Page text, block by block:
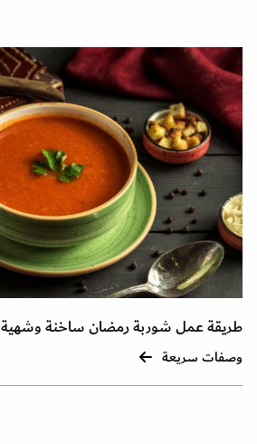
طريقة عمل شوربة رمضان ساخنة وشهية
وصفات سريعة